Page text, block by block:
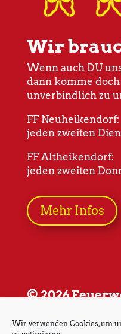
Wir verwenden Cookies, um
Wir
Wenn auch DU
dann komme doch
unverbindlich zu
FF Neuheikendorf:
jeden zweiten
FF Altheikendorf:
jeden zweiten
Mehr Infos
© 2026